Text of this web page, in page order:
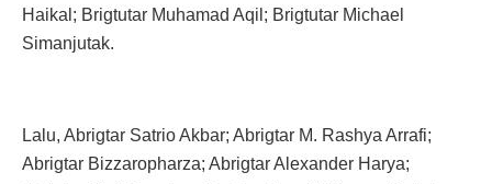
Haikal; Brigtutar Muhamad Aqil; Brigtutar Michael
Simanjutak.
Lalu, Abrigtar Satrio Akbar; Abrigtar M. Rashya Arrafi;
Abrigtar Bizzaropharza; Abrigtar Alexander Harya;